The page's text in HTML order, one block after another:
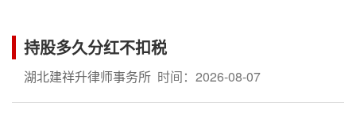
持股多久分红不扣税
湖北建祥升律师事务所 时间：2026-08-07